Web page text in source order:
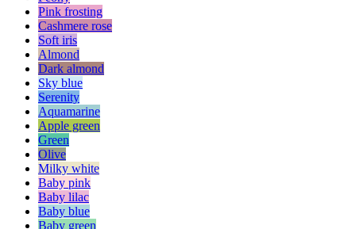
Pink frosting
Cashmere rose
Soft iris
Almond
Dark almond
Sky blue
Serenity
Aquamarine
Apple green
Green
Olive
Milky white
Baby pink
Baby lilac
Baby blue
Baby green